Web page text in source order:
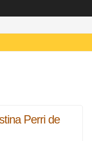
Perri de